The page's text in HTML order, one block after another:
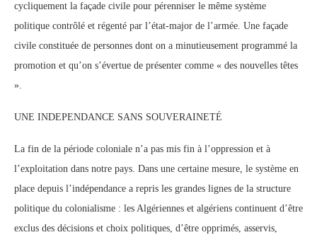
cycliquement la façade civile pour pérenniser le même système
politique contrôlé et régenté par l’état-major de l’armée. Une façade
civile constituée de personnes dont on a minutieusement programmé la
promotion et qu’on s’évertue de présenter comme « des nouvelles têtes
».
UNE INDEPENDANCE SANS SOUVERAINETÉ
La fin de la période coloniale n’a pas mis fin à l’oppression et à
l’exploitation dans notre pays. Dans une certaine mesure, le système en
place depuis l’indépendance a repris les grandes lignes de la structure
politique du colonialisme : les Algériennes et algériens continuent d’être
exclus des décisions et choix politiques, d’être opprimés, asservis,